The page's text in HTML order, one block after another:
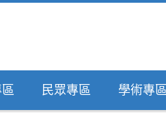
民眾專區 學術專區